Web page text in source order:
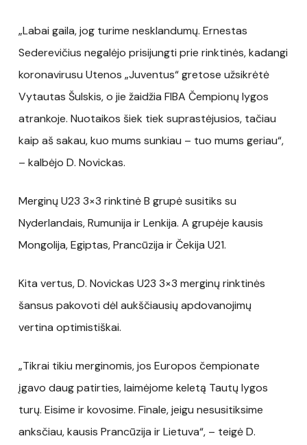
„Labai gaila, jog turime nesklandumų. Ernestas
Sederevičius negalėjo prisijungti prie rinktinės, kadangi
koronavirusu Utenos „Juventus“ gretose užsikrėtė
Vytautas Šulskis, o jie žaidžia FIBA Čempionų lygos
atrankoje. Nuotaikos šiek tiek suprastėjusios, tačiau
kaip aš sakau, kuo mums sunkiau – tuo mums geriau“,
– kalbėjo D. Novickas.
Merginų U23 3×3 rinktinė B grupė susitiks su
Nyderlandais, Rumunija ir Lenkija. A grupėje kausis
Mongolija, Egiptas, Prancūzija ir Čekija U21.
Kita vertus, D. Novickas U23 3×3 merginų rinktinės
šansus pakovoti dėl aukščiausių apdovanojimų
vertina optimistiškai.
„Tikrai tikiu merginomis, jos Europos čempionate
įgavo daug patirties, laimėjome keletą Tautų lygos
turų. Eisime ir kovosime. Finale, jeigu nesusitiksime
anksčiau, kausis Prancūzija ir Lietuva“, – teigė D.